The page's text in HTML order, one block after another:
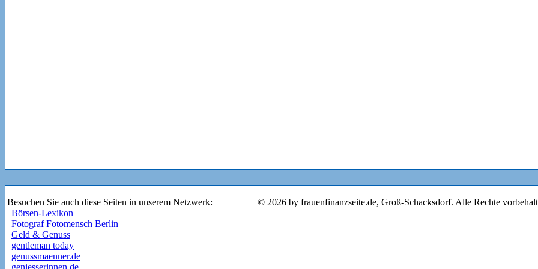
Besuchen Sie auch diese Seiten in unserem Netzwerk:
| Börsen-Lexikon
| Fotograf Fotomensch Berlin
| Geld & Genuss
| gentleman today
| genussmaenner.de
| geniesserinnen.de
© 2026 by frauenfinanzseite.de, Groß-Schacksdorf. Alle Rechte